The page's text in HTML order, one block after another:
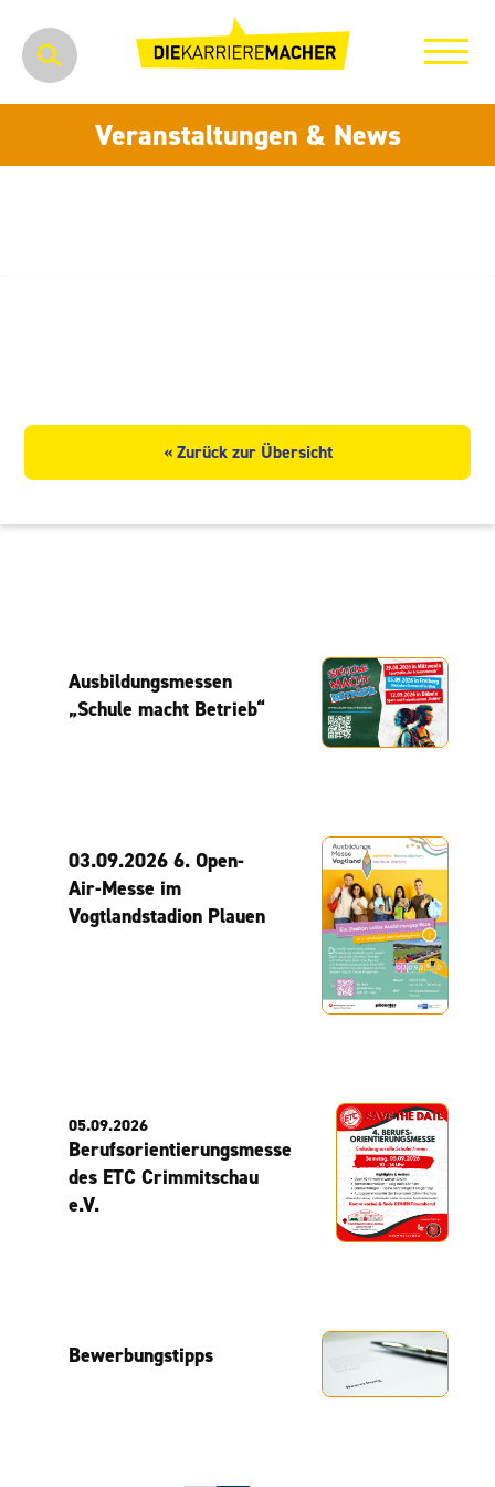
Veranstaltungen & News
« Zurück zur Übersicht
Ausbildungsmessen
„Schule macht Betrieb“
03.09.2026 6. Open-
Air-Messe im
Vogtlandstadion Plauen
05.09.2026
Berufsorientierungsmesse
des ETC Crimmitschau
e.V.
Bewerbungstipps